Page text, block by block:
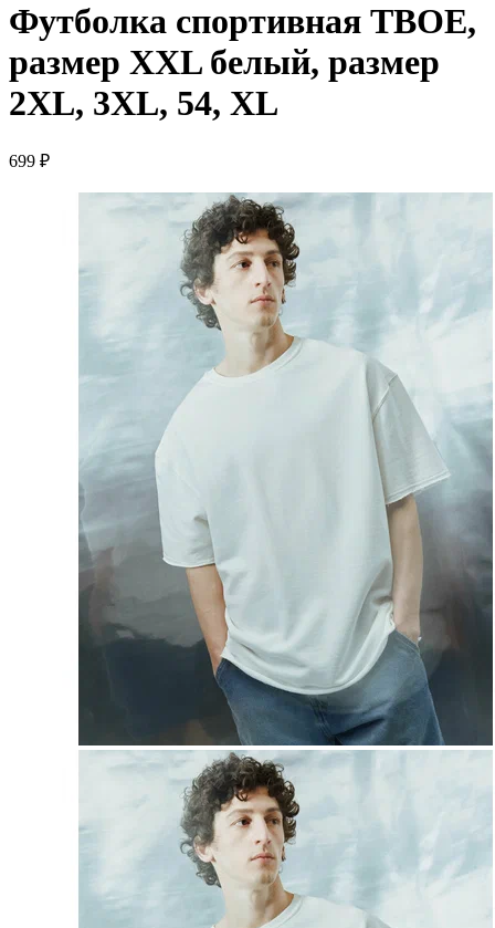
Футболка спортивная ТВОЕ,
размер XXL белый, размер
2XL, 3XL, 54, XL
699 ₽